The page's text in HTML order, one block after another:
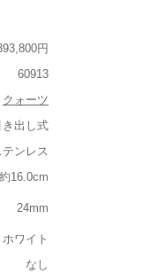
円
60913
クォーツ
き出し式
テンレス
約16.0cm
24mm
ホワイト
なし